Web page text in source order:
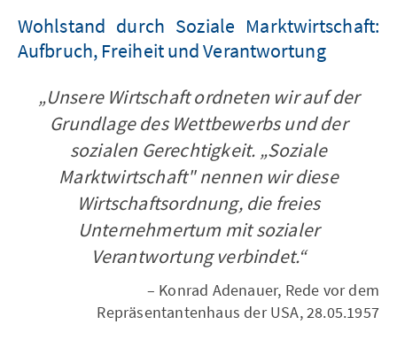
Wohlstand durch Soziale Marktwirtschaft:
Aufbruch, Freiheit und Verantwortung
„Unsere Wirtschaft ordneten wir auf der
Grundlage des Wettbewerbs und der
sozialen Gerechtigkeit. „Soziale
Marktwirtschaft" nennen wir diese
Wirtschaftsordnung, die freies
Unternehmertum mit sozialer
Verantwortung verbindet.“
– Konrad Adenauer, Rede vor dem
Repräsentantenhaus der USA, 28.05.1957